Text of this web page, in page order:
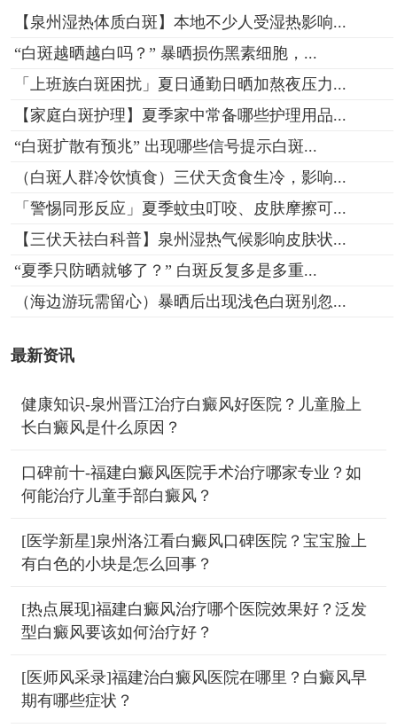
【泉州湿热体质白斑】本地不少人受湿热影响...
“白斑越晒越白吗？” 暴晒损伤黑素细胞，...
「上班族白斑困扰」夏日通勤日晒加熬夜压力...
【家庭白斑护理】夏季家中常备哪些护理用品...
“白斑扩散有预兆” 出现哪些信号提示白斑...
（白斑人群冷饮慎食）三伏天贪食生冷，影响...
「警惕同形反应」夏季蚊虫叮咬、皮肤摩擦可...
【三伏天祛白科普】泉州湿热气候影响皮肤状...
“夏季只防晒就够了？” 白斑反复多是多重...
（海边游玩需留心）暴晒后出现浅色白斑别忽...
最新资讯
健康知识-泉州晋江治疗白癜风好医院？儿童脸上
长白癜风是什么原因？
口碑前十-福建白癜风医院手术治疗哪家专业？如
何能治疗儿童手部白癜风？
[医学新星]泉州洛江看白癜风口碑医院？宝宝脸上
有白色的小块是怎么回事？
[热点展现]福建白癜风治疗哪个医院效果好？泛发
型白癜风要该如何治疗好？
[医师风采录]福建治白癜风医院在哪里？白癜风早
期有哪些症状？